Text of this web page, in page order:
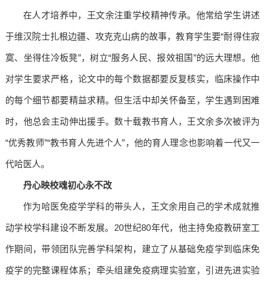
在人才培养中，王文余注重学校精神传承。他常给学生讲述
于维汉院士扎根边疆、攻克克山病的故事，教育学生要“耐得住寂
寞、坐得住冷板凳”，树立“服务人民、报效祖国”的远大理想。他
对学生要求严格，论文中的每个数据都要反复核实，临床操作中
的每个细节都要精益求精。但生活中却关怀备至，学生遇到困难
时，他总会主动伸出援手。数十载教书育人，王文余多次被评为
“优秀教师”“教书育人先进个人”，他的育人理念也影响着一代又一
代哈医人。
丹心映校魂初心永不改
作为哈医免疫学学科的带头人，王文余用自己的学术成就推
动学校学科建设不断发展。20世纪80年代，他主持免疫教研室工
作期间，带领团队完善学科架构，建立了从基础免疫学到临床免
疫学的完整课程体系；牵头组建免疫病理实验室，引进先进实验